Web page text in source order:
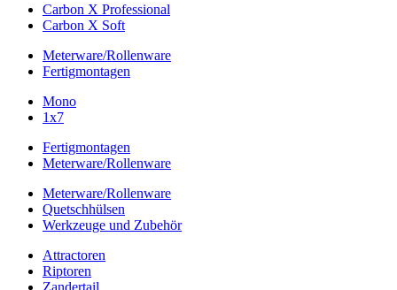
Carbon X Professional
Carbon X Soft
Meterware/Rollenware
Fertigmontagen
Mono
1x7
Fertigmontagen
Meterware/Rollenware
Meterware/Rollenware
Quetschhülsen
Werkzeuge und Zubehör
Attractoren
Riptoren
Zandertail